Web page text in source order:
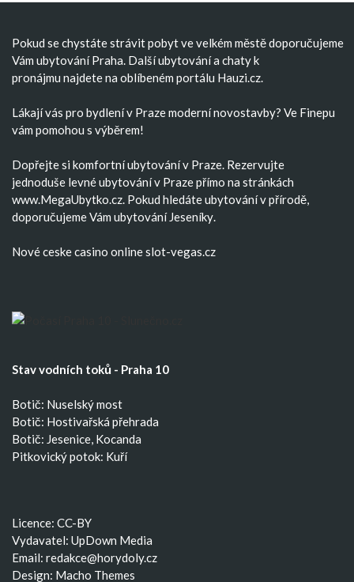
Pokud se chystáte strávit pobyt ve velkém městě doporučujeme
Vám ubytování Praha. Dalšíubytovánía chaty k
pronájmu najdete na oblíbeném portálu Hauzi.cz.
Lákají vás pro bydlení v Praze modernínovostavby? Ve Finepu
vám pomohou s výběrem!
Dopřejte si komfortníubytování v Praze. Rezervujte
jednoduše levné ubytování v Prazepřímo na stránkách
www.MegaUbytko.cz. Pokud hledáte ubytování v přírodě,
doporučujeme Vám ubytování Jeseníky.
Nové ceske casino online slot-vegas.cz
Stav vodních toků - Praha 10
Botič: Nuselský most
Botič: Hostivařská přehrada
Botič: Jesenice, Kocanda
Pitkovický potok: Kuří
Licence: CC-BY
Vydavatel: UpDown Media
Email: redakce@horydoly.cz
Design: Macho Themes